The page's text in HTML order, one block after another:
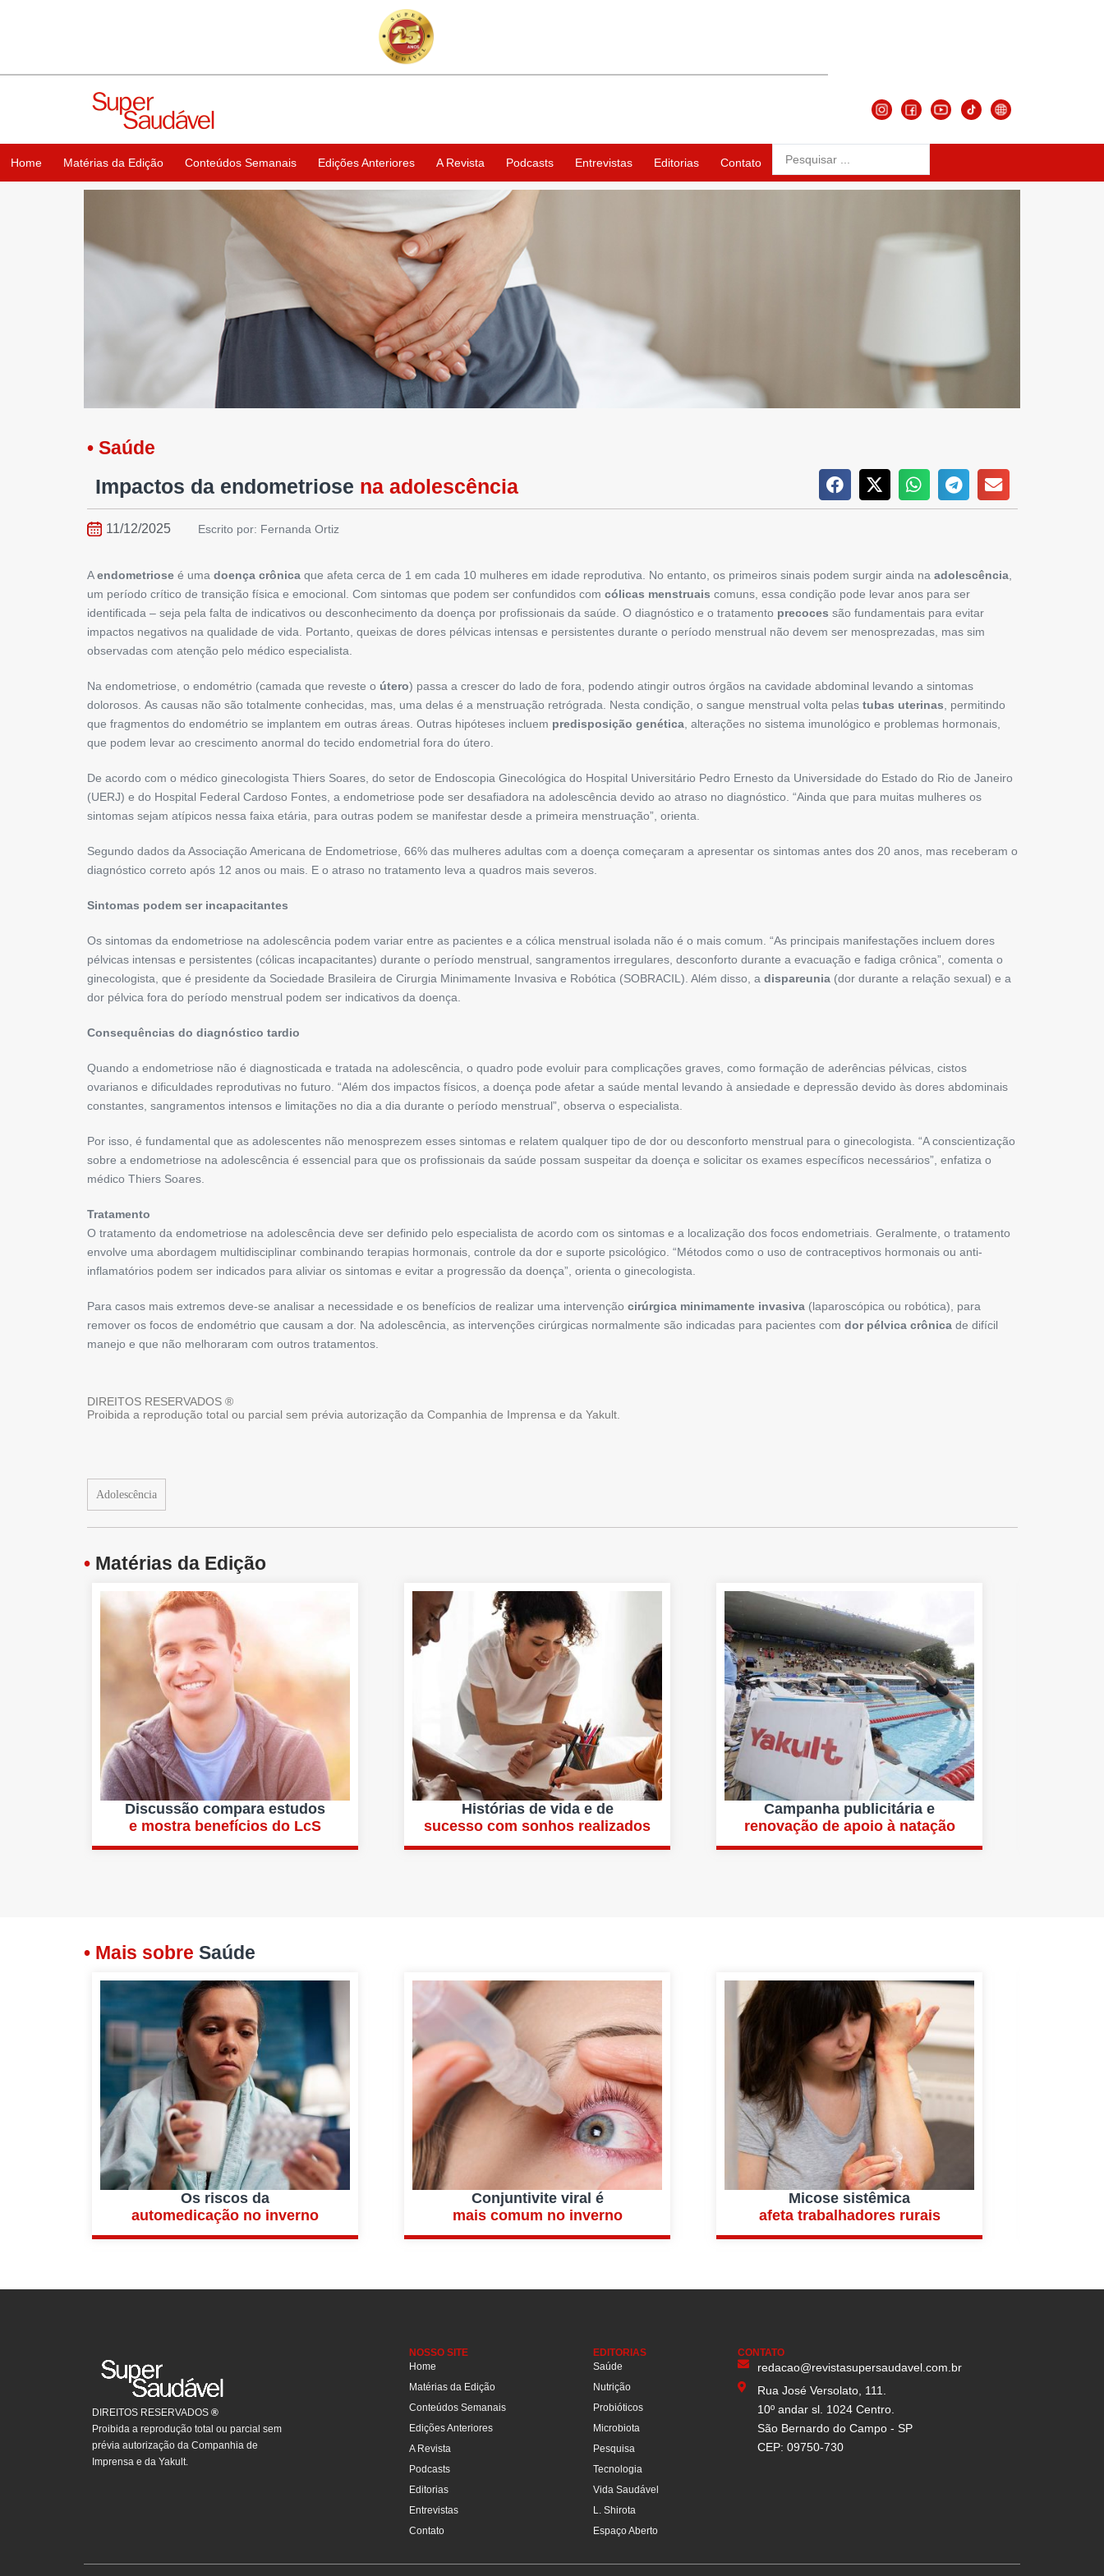
Home Matérias da Edição Conteúdos Semanais Edições Anteriores A Revista Podcasts Entrevistas Editorias Contato
• Saúde
Impactos da endometriose na adolescência
11/12/2025 Escrito por: Fernanda Ortiz
Aendometriose é uma doença crônicaque afeta cerca de 1 em cada 10 mulheres em idade reprodutiva. No entanto, os primeiros sinais podem surgir ainda na adolescência,
um período crítico de transição física e emocional. Com sintomas que podem ser confundidos com cólicas menstruais comuns, essa condição pode levar anos para ser
identificada – seja pela falta de indicativos ou desconhecimento da doença por profissionais da saúde. O diagnóstico e o tratamento precoces são fundamentais para evitar
impactos negativos na qualidade de vida. Portanto, queixas de dores pélvicas intensas e persistentes durante o período menstrual não devem ser menosprezadas, mas sim
observadas com atenção pelo médico especialista.
Na endometriose, o endométrio (camada que reveste o útero) passa a crescer do lado de fora, podendo atingir outros órgãos na cavidade abdominal levando a sintomas
dolorosos. As causas não são totalmente conhecidas, mas, uma delas é a menstruação retrógrada. Nesta condição, o sangue menstrual volta pelas tubas uterinas, permitindo
que fragmentos do endométrio se implantem em outras áreas. Outras hipóteses incluem predisposição genética, alterações no sistema imunológico e problemas hormonais,
que podem levar ao crescimento anormal do tecido endometrial fora do útero.
De acordo com o médico ginecologista Thiers Soares, do setor de Endoscopia Ginecológica do Hospital Universitário Pedro Ernesto da Universidade do Estado do Rio de Janeiro
(UERJ) e do Hospital Federal Cardoso Fontes, a endometriose pode ser desafiadora na adolescência devido ao atraso no diagnóstico. “Ainda que para muitas mulheres os
sintomas sejam atípicos nessa faixa etária, para outras podem se manifestar desde a primeira menstruação”, orienta.
Segundo dados da Associação Americana de Endometriose, 66% das mulheres adultas com a doença começaram a apresentar os sintomas antes dos 20 anos, mas receberam o
diagnóstico correto após 12 anos ou mais. E o atraso no tratamento leva a quadros mais severos.
Sintomas podem ser incapacitantes
Os sintomas da endometriose na adolescência podem variar entre as pacientes e a cólica menstrual isolada não é o mais comum. “As principais manifestações incluem dores
pélvicas intensas e persistentes (cólicas incapacitantes) durante o período menstrual, sangramentos irregulares, desconforto durante a evacuação e fadiga crônica”, comenta o
ginecologista, que é presidente da Sociedade Brasileira de Cirurgia Minimamente Invasiva e Robótica (SOBRACIL). Além disso, a dispareunia(dor durante a relação sexual) e a
dor pélvica fora do período menstrual podem ser indicativos da doença.
Consequências do diagnóstico tardio
Quando a endometriose não é diagnosticada e tratada na adolescência, o quadro pode evoluir para complicações graves, como formação de aderências pélvicas, cistos
ovarianos e dificuldades reprodutivas no futuro. “Além dos impactos físicos, a doença pode afetar a saúde mental levando à ansiedade e depressão devido às dores abdominais
constantes, sangramentos intensos e limitações no dia a dia durante o período menstrual”, observa o especialista.
Por isso, é fundamental que as adolescentes não menosprezem esses sintomas e relatem qualquer tipo de dor ou desconforto menstrual para o ginecologista. “A conscientização
sobre a endometriose na adolescência é essencial para que os profissionais da saúde possam suspeitar da doença e solicitar os exames específicos necessários”, enfatiza o
médico Thiers Soares.
Tratamento
O tratamento da endometriose na adolescência deve ser definido pelo especialista de acordo com os sintomas e a localização dos focos endometriais. Geralmente, o tratamento
envolve uma abordagem multidisciplinar combinando terapias hormonais, controle da dor e suporte psicológico. “Métodos como o uso de contraceptivos hormonais ou anti-
inflamatórios podem ser indicados para aliviar os sintomas e evitar a progressão da doença”, orienta o ginecologista.
Para casos mais extremos deve-se analisar a necessidade e os benefícios de realizar uma intervenção cirúrgica minimamente invasiva(laparoscópica ou robótica), para
remover os focos de endométrio que causam a dor. Na adolescência, as intervenções cirúrgicas normalmente são indicadas para pacientes com dor pélvica crônicade difícil
manejo e que não melhoraram com outros tratamentos.
DIREITOS RESERVADOS ®
Proibida a reprodução total ou parcial sem prévia autorização da Companhia de Imprensa e da Yakult.
Adolescência
• Matérias da Edição
Discussão compara estudos
e mostra benefícios do LcS
Histórias de vida e de
sucesso com sonhos realizados
Campanha publicitária e
renovação de apoio à natação
• Mais sobre Saúde
Os riscos da
automedicação no inverno
Conjuntivite viral é
mais comum no inverno
Micose sistêmica
afeta trabalhadores rurais
DIREITOS RESERVADOS ®
Proibida a reprodução total ou parcial sem
prévia autorização da Companhia de
Imprensa e da Yakult.
NOSSO SITE
Home
Matérias da Edição
Conteúdos Semanais
Edições Anteriores
A Revista
Podcasts
Editorias
Entrevistas
Contato
EDITORIAS
Saúde
Nutrição
Probióticos
Microbiota
Pesquisa
Tecnologia
Vida Saudável
L. Shirota
Espaço Aberto
CONTATO
redacao@revistasupersaudavel.com.br
Rua José Versolato, 111.
10º andar sl. 1024 Centro.
São Bernardo do Campo - SP
CEP: 09750-730